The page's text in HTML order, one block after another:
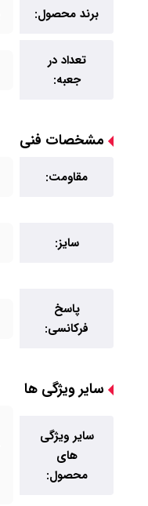
برند محصول:
تعداد در
جعبه:
مشخصات فنی
مقاومت:
سایز:
پاسخ
فرکانسی:
سایر ویژگی ها
سایر ویژگی
های
محصول: